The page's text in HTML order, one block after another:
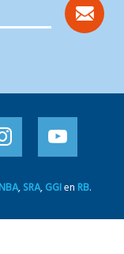
NBA,SRA,GGIen RB.